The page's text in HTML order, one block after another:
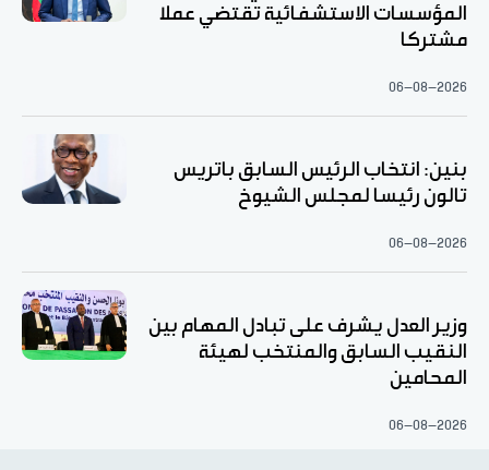
المؤسسات الاستشفائية تقتضي عملا
مشتركا
06-08-2026
بنين: انتخاب الرئيس السابق باتريس
تالون رئيسا لمجلس الشيوخ
06-08-2026
وزير العدل يشرف على تبادل المهام بين
النقيب السابق والمنتخب لهيئة
المحامين
06-08-2026